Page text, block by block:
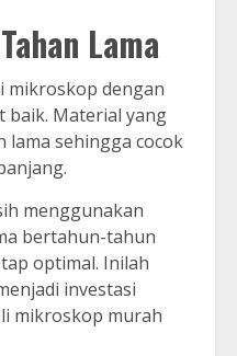
Lama
mikroskop dengan
baik. Material yang
lama sehingga cocok
menggunakan
bertahun-tahun
optimal. Inilah
investasi
mikroskop murah